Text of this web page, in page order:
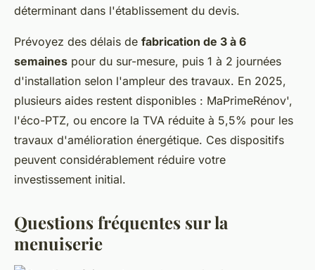
déterminant dans l'établissement du devis.
Prévoyez des délais de fabrication de 3 à 6
semaines pour du sur-mesure, puis 1 à 2 journées
d'installation selon l'ampleur des travaux. En 2025,
plusieurs aides restent disponibles : MaPrimeRénov',
l'éco-PTZ, ou encore la TVA réduite à 5,5% pour les
travaux d'amélioration énergétique. Ces dispositifs
peuvent considérablement réduire votre
investissement initial.
Questions fréquentes sur la
menuiserie